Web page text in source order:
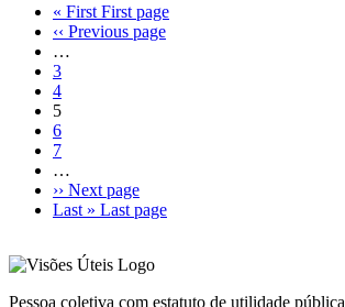
« First First page
‹‹ Previous page
…
3
4
5
6
7
…
›› Next page
Last » Last page
Pessoa coletiva com estatuto de utilidade pública